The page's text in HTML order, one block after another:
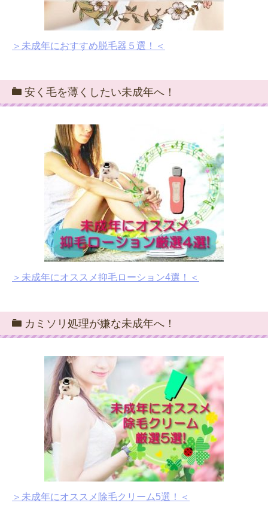
＞未成年におすすめ脱毛器５選！＜
安く毛を薄くしたい未成年へ！
＞未成年にオススメ抑毛ローション4選！＜
カミソリ処理が嫌な未成年へ！
＞未成年にオススメ除毛クリーム5選！＜